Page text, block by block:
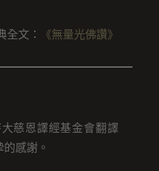
全文： 《無量光佛讚》
慈恩譯經基金會翻譯
感謝。